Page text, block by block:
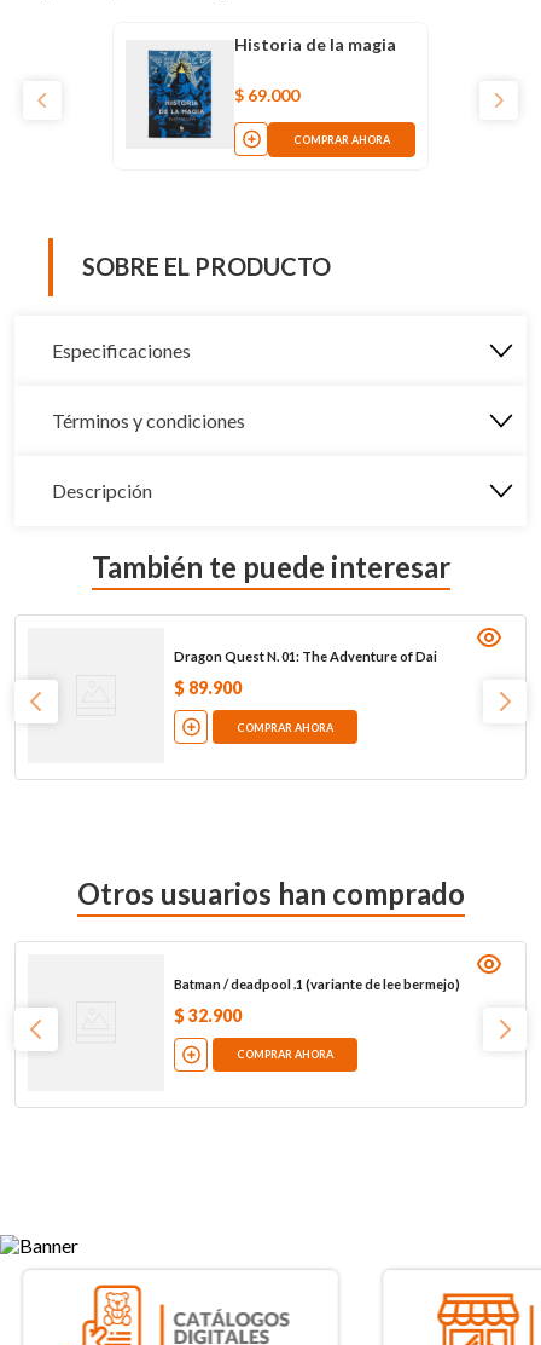
Historia de la magia
$ 69.000
COMPRAR AHORA
SOBRE EL PRODUCTO
Especificaciones
Términos y condiciones
Descripción
También te puede interesar
Dragon Quest N. 01: The Adventure of Dai
$ 89.900
COMPRAR AHORA
Otros usuarios han comprado
Batman / deadpool .1 (variante de lee bermejo)
$ 32.900
COMPRAR AHORA